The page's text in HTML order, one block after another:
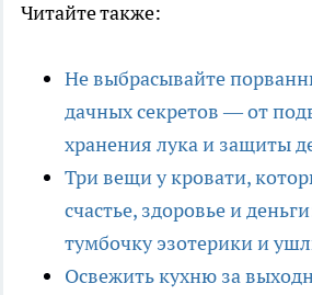
Читайте также:
Не выбрасывайте
дачных секретов — от
хранения лука и защиты
Три вещи у кровати,
счастье, здоровье и
тумбочку эзотерики и
Освежить кухню за